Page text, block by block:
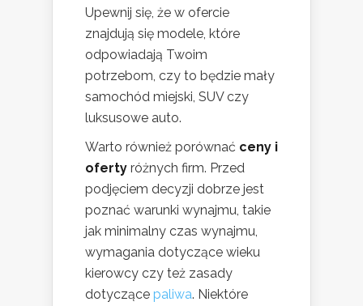
Upewnij się, że w ofercie
znajdują się modele, które
odpowiadają Twoim
potrzebom, czy to będzie mały
samochód miejski, SUV czy
luksusowe auto.
Warto również porównać ceny i
oferty różnych firm. Przed
podjęciem decyzji dobrze jest
poznać warunki wynajmu, takie
jak minimalny czas wynajmu,
wymagania dotyczące wieku
kierowcy czy też zasady
dotyczące paliwa. Niektóre